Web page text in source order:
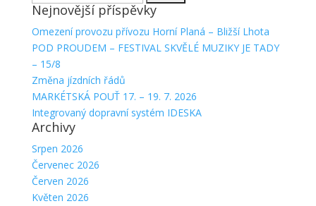
Nejnovější příspěvky
Omezení provozu přívozu Horní Planá – Bližší Lhota
POD PROUDEM – FESTIVAL SKVĚLÉ MUZIKY JE TADY
– 15/8
Změna jízdních řádů
MARKÉTSKÁ POUŤ 17. – 19. 7. 2026
Integrovaný dopravní systém IDESKA
Archivy
Srpen 2026
Červenec 2026
Červen 2026
Květen 2026